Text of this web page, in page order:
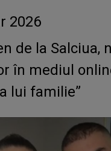
2026
de la Salciua,
în mediul
lui familie”